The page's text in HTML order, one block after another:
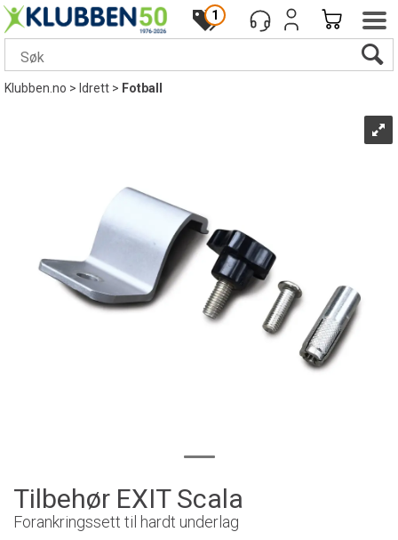
1
Klubben.no> Idrett> Fotball
Tilbehør EXIT Scala
Forankringssett til hardt underlag